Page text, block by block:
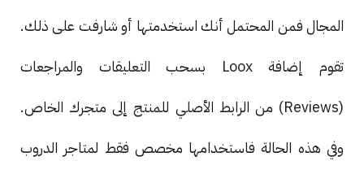
المجال فمن المحتمل أنك استخدمتها أو شارفت على ذلك.
تقوم إضافة Loox بسحب التعليقات والمراجعات
(Reviews) من الرابط الأصلي للمنتج إلى متجرك الخاص.
وفي هذه الحالة فاستخدامها مخصص فقط لمتاجر الدروب